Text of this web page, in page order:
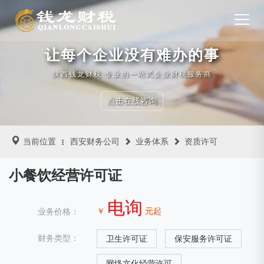
让每个企业没有难办的事
陕西钱龙财税 专业的一站式企业财税服务商
点击在线咨询
当前位置 西安财务公司 业务体系 资质许可
小餐饮经营许可证
业务价格： ￥ 电询 元起
财务类型： 卫生许可证 保安服务许可证